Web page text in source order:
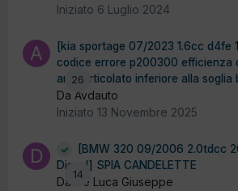
Iniziato 6 Luglio 2024
26
[kia sportage 07/2023 1.6cc d4fe
codice errore p200300 efficienza
antiparticolato inferiore alla soglia
Da Avdauto
Iniziato 13 Novembre 2025
14
[BMW 320 09/2006 2.0tdcc
Diesel] SPIA CANDELETTE
Da De Luca Giuseppe